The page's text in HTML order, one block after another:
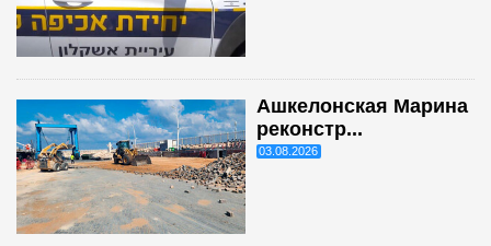
Ашкелонская Марина
реконстр...
03.08.2026